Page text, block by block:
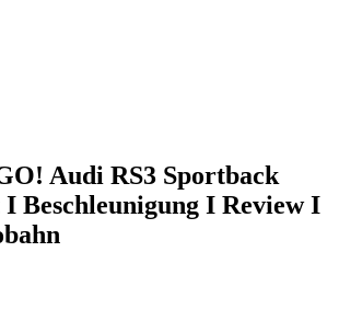
Audi RS3 Sportback
I Beschleunigung I Review I